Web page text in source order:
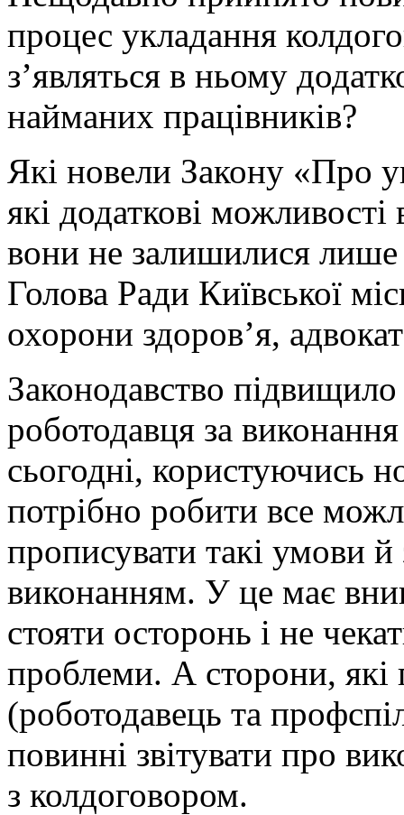
процес укладання
з’являться в ньому
найманих працівників?
Які новели Закону «Про
які додаткові
вони не залишилися
Голова Ради Київської
охорони здоров’я,
Законодавство підвищило
роботодавця за
сьогодні, користуючись
потрібно робити все
прописувати такі умови й
виконанням. У це має
стояти осторонь і не
проблеми. А сторони, які
(роботодавець та
повинні звітувати про
з колдоговором.